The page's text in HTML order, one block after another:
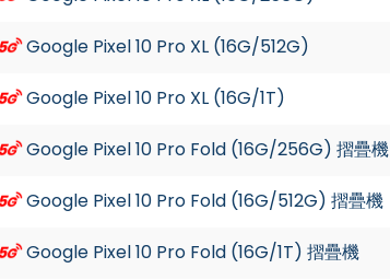
Google Pixel 10 Pro XL (16G/512G)
Google Pixel 10 Pro XL (16G/1T)
Google Pixel 10 Pro Fold (16G/256G) 摺疊機
Google Pixel 10 Pro Fold (16G/512G) 摺疊機
Google Pixel 10 Pro Fold (16G/1T) 摺疊機